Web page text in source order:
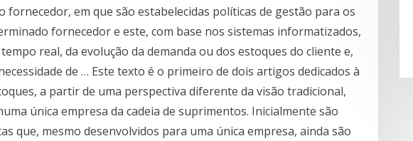
fornecedor, em que são estabelecidas políticas de gestão para os
fornecedor e este, com base nos sistemas informatizados,
real, da evolução da demanda ou dos estoques do cliente e,
de … Este texto é o primeiro de dois artigos dedicados à
a partir de uma perspectiva diferente da visão tradicional,
única empresa da cadeia de suprimentos. Inicialmente são
que, mesmo desenvolvidos para uma única empresa, ainda são